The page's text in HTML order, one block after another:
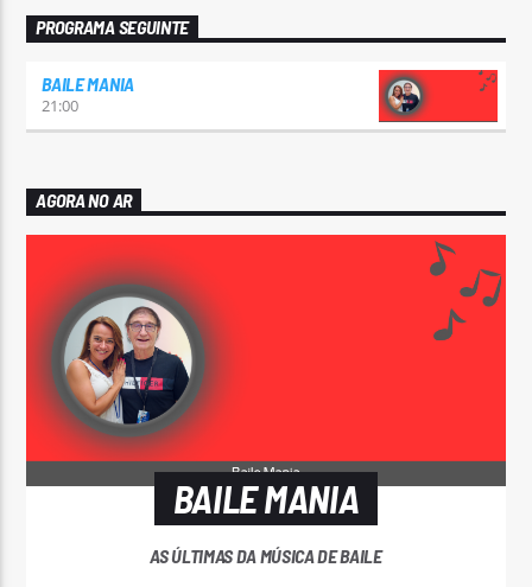
PROGRAMA SEGUINTE
BAILE MANIA
21:00
AGORA NO AR
BAILE MANIA
AS ÚLTIMAS DA MÚSICA DE BAILE